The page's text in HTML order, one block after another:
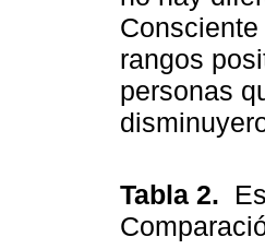
rangos
personas
Tabla 2.